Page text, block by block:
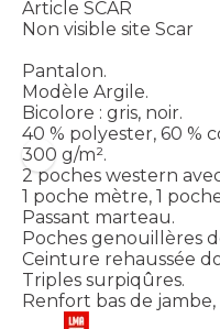
Article SCAR
Non visible site Scar
Pantalon.
Modèle Argile.
Bicolore : gris, noir.
40 % polyester, 60 %
300 g/m².
2 poches western
1 poche mètre, 1
Passant marteau.
Poches genouillères
Ceinture rehaussée
Triples surpiqûres.
Renfort bas de